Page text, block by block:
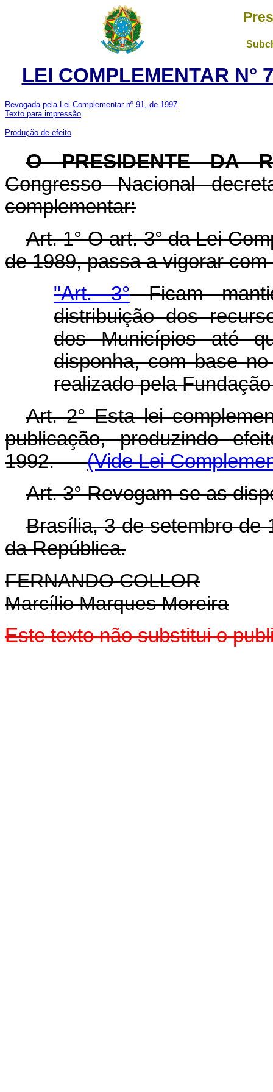
LEI COMPLEMENTAR N°
Revogada pela Lei Complementar nº 91, de 1997
Texto para impressão
Produção de efeito
O PRESIDENTE DA
Congresso Nacional
complementar:
Art. 1° O art. 3° da Lei
de 1989, passa a vigorar
"Art. 3°Ficam
distribuição dos
dos Municípios até
disponha, com base
realizado pela
Art. 2° Esta lei
publicação, produzindo
1992.(Vide Lei
Art. 3° Revogam-se as
Brasília, 3 de setembro de
da República.
FERNANDO COLLOR
Marcílio Marques Moreira
Este texto não substitui o